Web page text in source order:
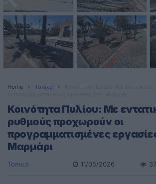
Home Τοπικά
Κοινότητα Πυλίου: Με
ρυθμούς προχωρούν οι
προγραμματισμένες
Μαρμάρι
Τοπικά 11/05/2026